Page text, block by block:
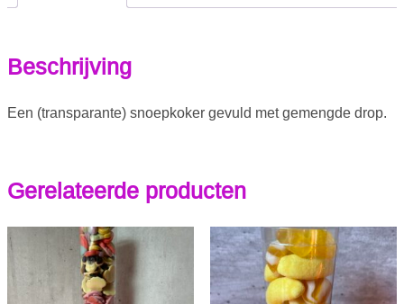
Beschrijving
Een (transparante) snoepkoker gevuld met gemengde drop.
Gerelateerde producten